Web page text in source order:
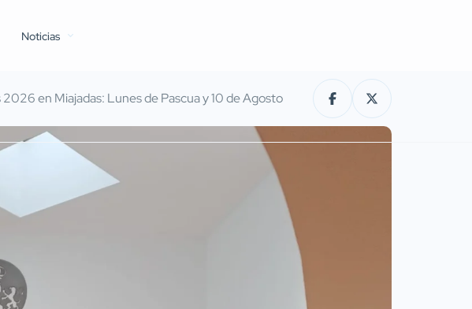
Noticias
en Miajadas: Lunes de Pascua y 10 de Agosto